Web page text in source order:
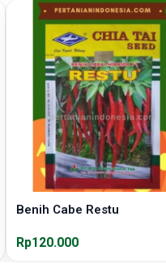
Benih Cabe Restu
Rp120.000